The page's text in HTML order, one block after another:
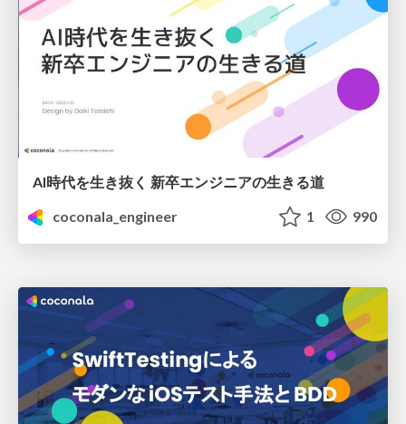
AI時代を生き抜く 新卒エンジニアの生きる道
coconala_engineer
1 990